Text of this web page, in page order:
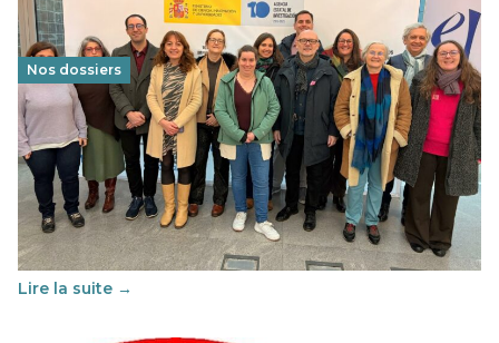
Nos dossiers
Éducation au vivre-ensemble : un échange croisé
franco-espagnol pour changer d’approche
29 juin 2026-National
Cette année, l'UNSA Éducation a mené un projet Erasmus
soutenu par l'union Européenne et centré sur l'éducation
au vivre-ensemble : quelles différences entre la France…
Lire la suite →